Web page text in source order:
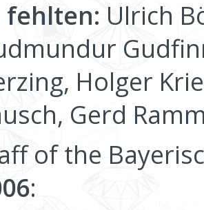
fehlten: Ulrich
Holger
Gerd
of the
: